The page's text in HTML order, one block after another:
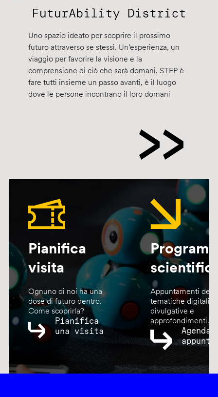
Uno spazio ideato per scoprire il prossimo
futuro attraverso se stessi. Un’esperienza, un
viaggio per favorire la visione e la
comprensione di ciò che sarà domani. STEP è
fare tutti insieme un passo avanti, è il luogo
dove le persone incontrano il loro domani
Pianifica
visita
Ognuno di noi ha una
dose di futuro dentro.
Come scoprirla?
Pianifica
una visita
Appuntamenti
tematiche digitali,
divulgative e
approfondimenti.
Agenda